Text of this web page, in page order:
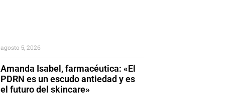
Amanda Isabel, farmacéutica: «El
PDRN es un escudo antiedad y es
el futuro del skincare»
agosto 5, 2026